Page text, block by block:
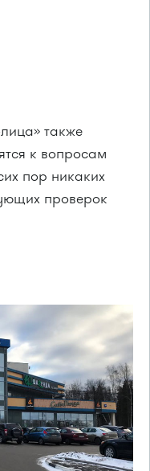
также
к вопросам
пор никаких
проверок